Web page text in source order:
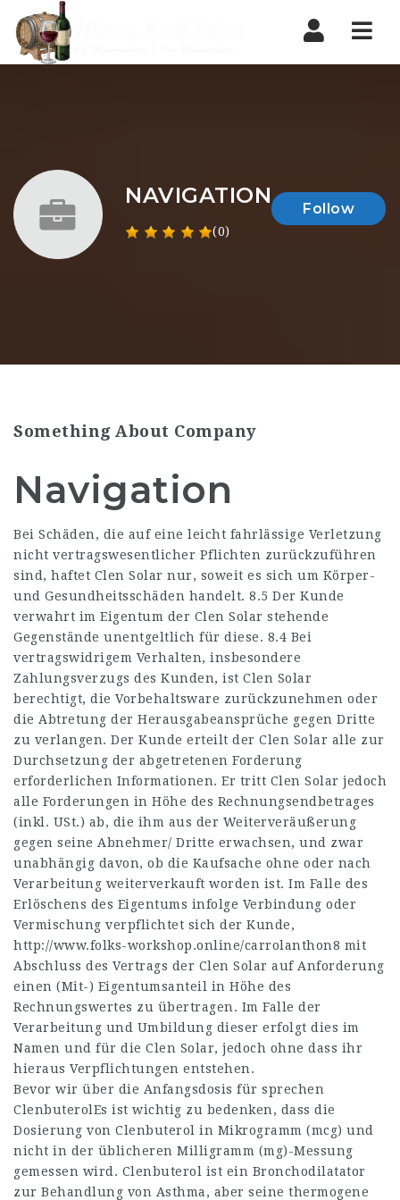
NAVIGATION
(0)
Follow
Something About Company
Navigation
Bei Schäden, die auf eine leicht fahrlässige Verletzung
nicht vertragswesentlicher Pflichten zurückzuführen
sind, haftet Clen Solar nur, soweit es sich um Körper-
und Gesundheitsschäden handelt. 8.5 Der Kunde
verwahrt im Eigentum der Clen Solar stehende
Gegenstände unentgeltlich für diese. 8.4 Bei
vertragswidrigem Verhalten, insbesondere
Zahlungsverzugs des Kunden, ist Clen Solar
berechtigt, die Vorbehaltsware zurückzunehmen oder
die Abtretung der Herausgabeansprüche gegen Dritte
zu verlangen. Der Kunde erteilt der Clen Solar alle zur
Durchsetzung der abgetretenen Forderung
erforderlichen Informationen. Er tritt Clen Solar jedoch
alle Forderungen in Höhe des Rechnungsendbetrages
(inkl. USt.) ab, die ihm aus der Weiterveräußerung
gegen seine Abnehmer/ Dritte erwachsen, und zwar
unabhängig davon, ob die Kaufsache ohne oder nach
Verarbeitung weiterverkauft worden ist. Im Falle des
Erlöschens des Eigentums infolge Verbindung oder
Vermischung verpflichtet sich der Kunde,
http://www.folks-workshop.online/carrolanthon8 mit
Abschluss des Vertrags der Clen Solar auf Anforderung
einen (Mit-) Eigentumsanteil in Höhe des
Rechnungswertes zu übertragen. Im Falle der
Verarbeitung und Umbildung dieser erfolgt dies im
Namen und für die Clen Solar, jedoch ohne dass ihr
hieraus Verpflichtungen entstehen.
Bevor wir über die Anfangsdosis für sprechen
ClenbuterolEs ist wichtig zu bedenken, dass die
Dosierung von Clenbuterol in Mikrogramm (mcg) und
nicht in der üblicheren Milligramm (mg)-Messung
gemessen wird. Clenbuterol ist ein Bronchodilatator
zur Behandlung von Asthma, aber seine thermogene